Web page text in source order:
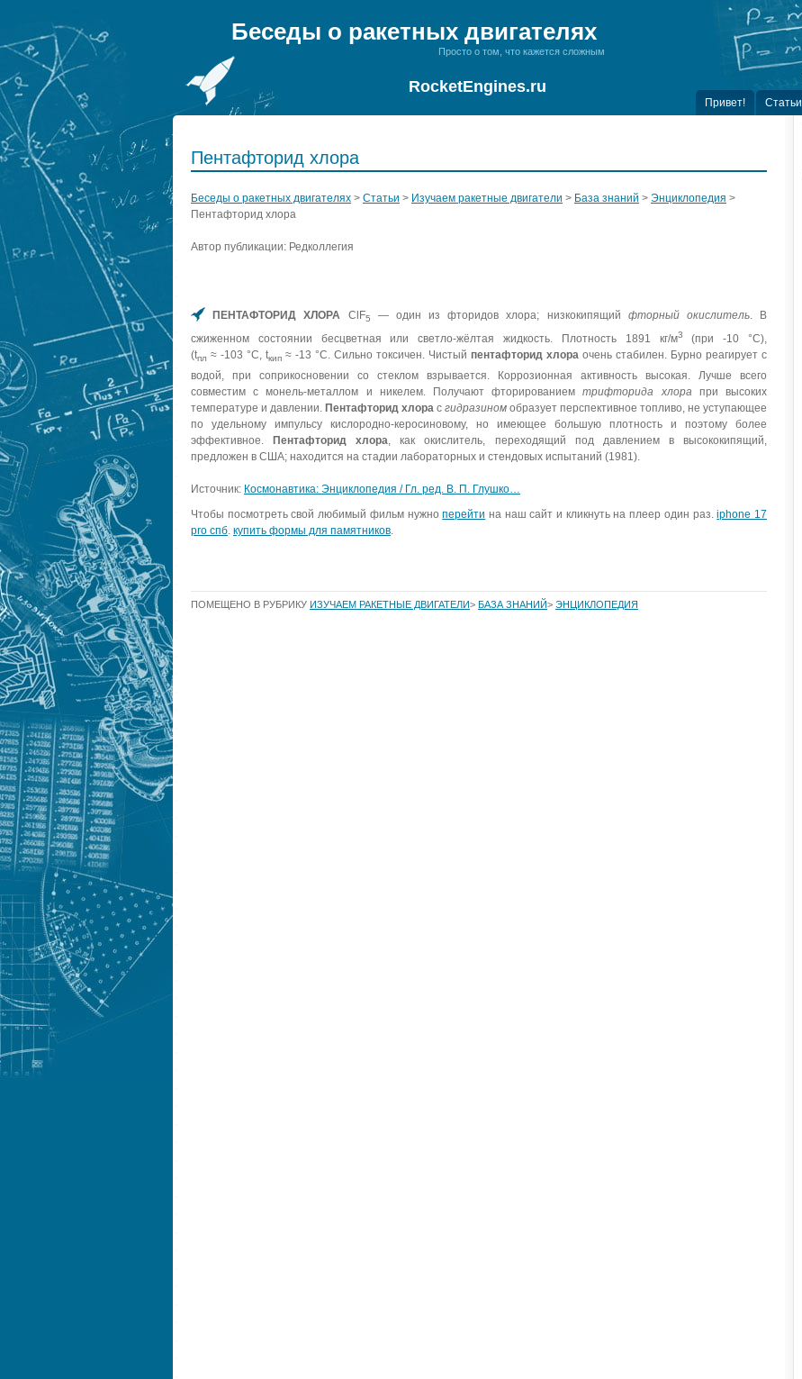
Беседы о ракетных двигателях
Просто о том, что кажется сложным
RocketEngines.ru
Привет! Статьи
Пентафторид хлора
Беседы о ракетных двигателях > Статьи > Изучаем ракетные двигатели > База знаний > Энциклопедия >
Пентафторид хлора
Автор публикации: Редколлегия
ПЕНТАФТОРИД ХЛОРА ClF5 — один из фторидов хлора; низкокипящий фторный окислитель. В
сжиженном состоянии бесцветная или светло-жёлтая жидкость. Плотность 1891 кг/м3
(при -10 °С),
(tпл ≈ -103 °С, tкип ≈ -13 °С. Сильно токсичен. Чистый пентафторид хлора очень стабилен. Бурно реагирует с
водой, при соприкосновении со стеклом взрывается. Коррозионная активность высокая. Лучше всего
совместим с монель-металлом и никелем. Получают фторированиемтрифторида хлора при высоких
температуре и давлении. Пентафторид хлора с гидразином образует перспективное топливо, не уступающее
по удельному импульсу кислородно-керосиновому, но имеющее большую плотность и поэтому более
эффективное.Пентафторид хлора , как окислитель, переходящий под давлением в высококипящий,
предложен в США; находится на стадии лабораторных и стендовых испытаний (1981).
Источник: Космонавтика: Энциклопедия / Гл. ред. В. П. Глушко…
Чтобы посмотреть свой любимый фильм нужноперейти на наш сайт и кликнуть на плеер один раз.iphone 17
pro спб купить формы для памятников
ПОМЕЩЕНО В РУБРИКУ ИЗУЧАЕМ РАКЕТНЫЕ ДВИГАТЕЛИ> БАЗА ЗНАНИЙ> ЭНЦИКЛОПЕДИЯ